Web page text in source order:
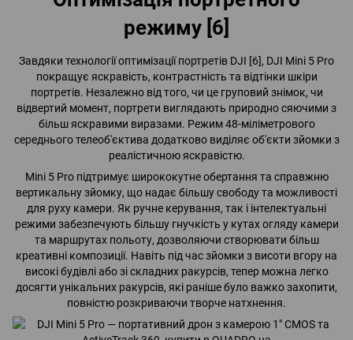
режиму [6]
Завдяки технології оптимізації портретів DJI [6], DJI Mini 5 Pro
покращує яскравість, контрастність та відтінки шкіри
портретів. Незалежно від того, чи це груповий знімок, чи
відвертий момент, портрети виглядають природно сяючими з
більш яскравими виразами. Режим 48-міліметрового
середнього телеоб'єктива додатково виділяє об'єкти зйомки з
реалістичною яскравістю.
Mini 5 Pro підтримує ширококутне обертання та справжню
вертикальну зйомку, що надає більшу свободу та можливості
для руху камери. Як ручне керування, так і інтелектуальні
режими забезпечують більшу гнучкість у кутах огляду камери
та маршрутах польоту, дозволяючи створювати більш
креативні композиції. Навіть під час зйомки з висоти вгору на
високі будівлі або зі складних ракурсів, тепер можна легко
досягти унікальних ракурсів, які раніше було важко захопити,
повністю розкриваючи творче натхнення.